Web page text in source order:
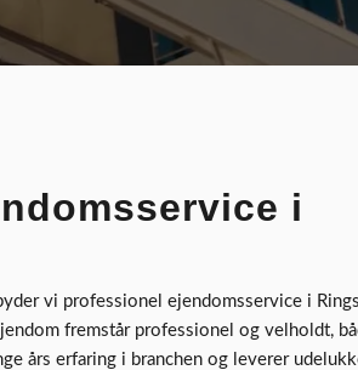
i
vi professionel ejendomsservice i
fremstår professionel og velholdt,
års erfaring i branchen og leverer